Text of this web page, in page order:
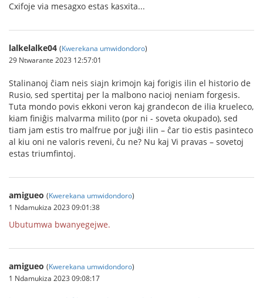
Cxifoje via mesagxo estas kasxita...
lalkelalke04 (Kwerekana umwidondoro)
29 Ntwarante 2023 12:57:01
Stalinanoj ĉiam neis siajn krimojn kaj forigis ilin el historio de
Rusio, sed spertitaj per la malbono nacioj neniam forgesis.
Tuta mondo povis ekkoni veron kaj grandecon de ilia krueleco,
kiam finiĝis malvarma milito (por ni - soveta okupado), sed
tiam jam estis tro malfrue por juĝi ilin – ĉar tio estis pasinteco
al kiu oni ne valoris reveni, ĉu ne? Nu kaj Vi pravas – sovetoj
estas triumfintoj.
amigueo (Kwerekana umwidondoro)
1 Ndamukiza 2023 09:01:38
Ubutumwa bwanyegejwe.
amigueo (Kwerekana umwidondoro)
1 Ndamukiza 2023 09:08:17